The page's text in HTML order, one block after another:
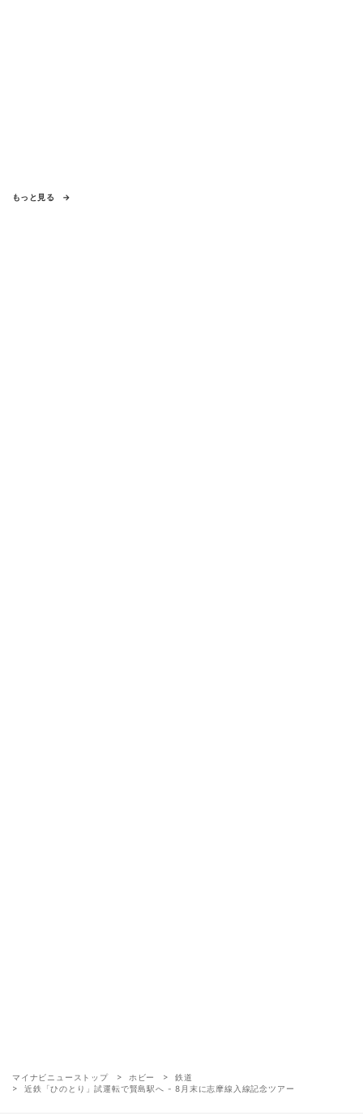
もっと見る
マイナビニューストップ ホビー
鉄道
近鉄「ひのとり」試運転で賢島駅へ - 8月末に志摩線入線記念ツアー